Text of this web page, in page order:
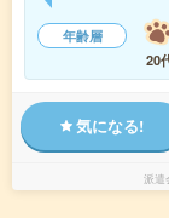
年齢層
20
気になる!
派遣